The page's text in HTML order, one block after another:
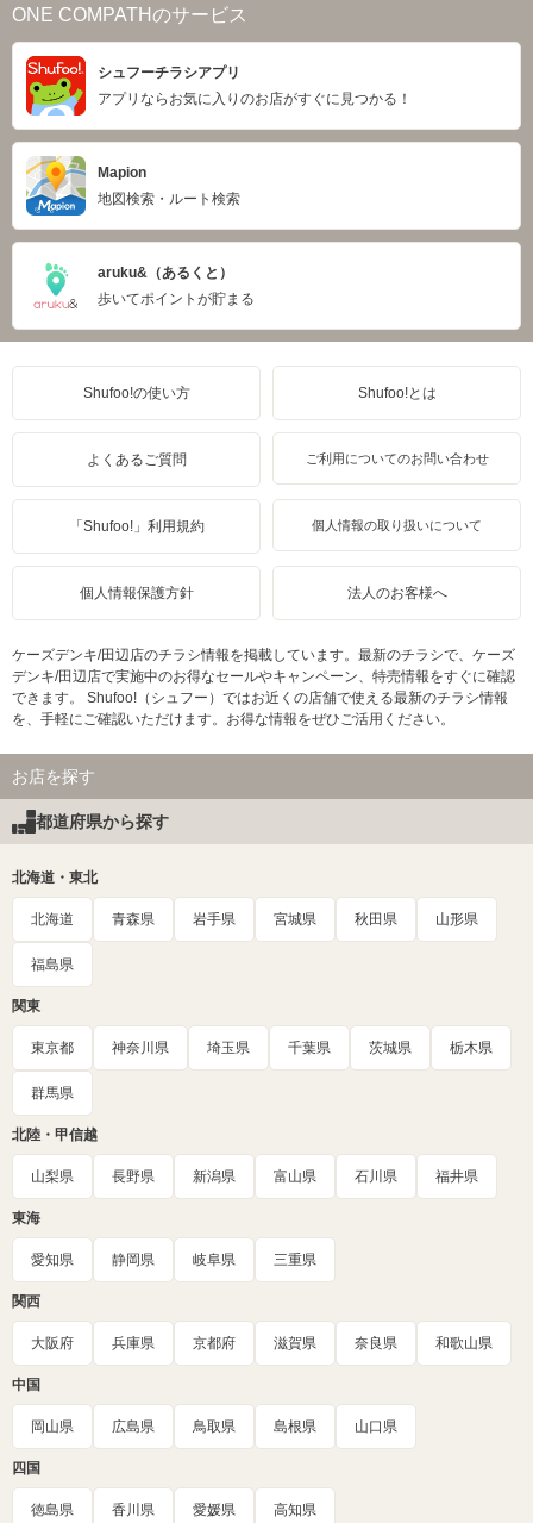
ONE COMPATHのサービス
シュフーチラシアプリ
アプリならお気に入りのお店がすぐに見つかる！
Mapion
地図検索・ルート検索
aruku&（あるくと）
歩いてポイントが貯まる
Shufoo!の使い方 Shufoo!とは
よくあるご質問 ご利用についてのお問い合わせ
「Shufoo!」利用規約 個人情報の取り扱いについて
個人情報保護方針 法人のお客様へ
ケーズデンキ/田辺店のチラシ情報を掲載しています。最新のチラシで、ケーズ
デンキ/田辺店で実施中のお得なセールやキャンペーン、特売情報をすぐに確認
できます。 Shufoo!（シュフー）ではお近くの店舗で使える最新のチラシ情報
を、手軽にご確認いただけます。お得な情報をぜひご活用ください。
お店を探す
都道府県から探す
北海道・東北
北海道 青森県 岩手県 宮城県 秋田県 山形県
福島県
関東
東京都 神奈川県 埼玉県 千葉県 茨城県 栃木県
群馬県
北陸・甲信越
山梨県 長野県 新潟県 富山県 石川県 福井県
東海
愛知県 静岡県 岐阜県 三重県
関西
大阪府 兵庫県 京都府 滋賀県 奈良県 和歌山県
中国
岡山県 広島県 鳥取県 島根県 山口県
四国
徳島県 香川県 愛媛県 高知県